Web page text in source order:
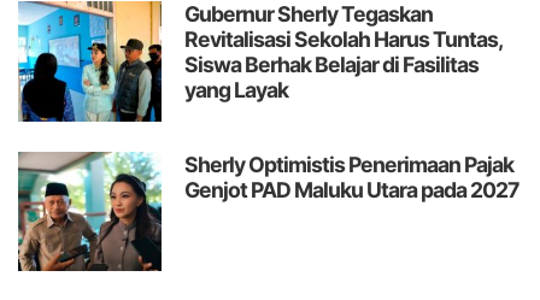
Gubernur Sherly Tegaskan
Revitalisasi Sekolah Harus Tuntas,
Siswa Berhak Belajar di Fasilitas
yang Layak
Sherly Optimistis Penerimaan Pajak
Genjot PAD Maluku Utara pada 2027